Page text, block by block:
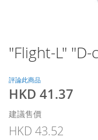
"Flight-L"
評論此商品
特
價
格
HKD 41.37
建議售價
HKD 43.52
Skip
to
beginning
of
the
images
gallery